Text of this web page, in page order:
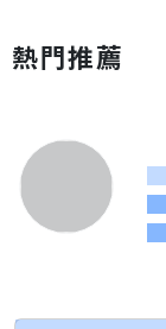
熱門推薦